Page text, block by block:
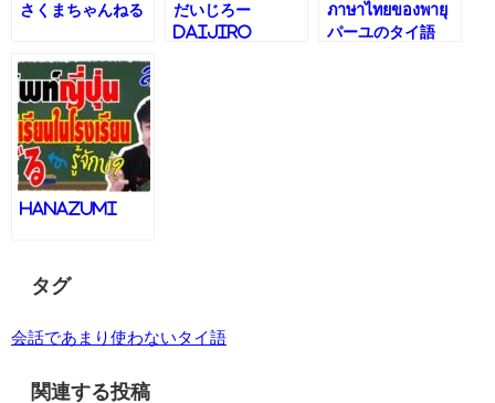
さくまちゃんねる
だいじろー
Daijiro
ภาษาไทยของพายุ
パーユのタイ語
Hanazumi
タグ
会話であまり使わないタイ語
関連する投稿